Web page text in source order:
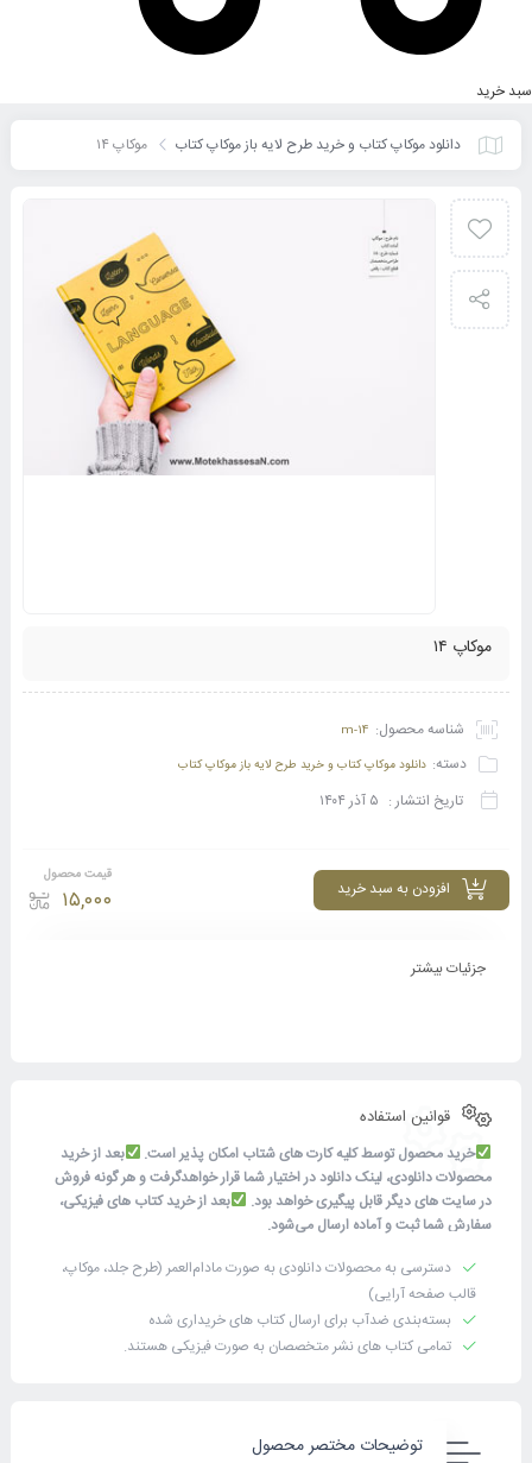
سبد خرید
دانلود موکاپ کتاب و خرید طرح لایه باز موکاپ کتاب موکاپ ۱۴
موکاپ ۱۴
شناسه محصول: m-14
دسته: دانلود موکاپ کتاب و خرید طرح لایه باز موکاپ کتاب
تاریخ انتشار : ۵ آذر ۱۴۰۴
قیمت محصول
۱۵,۰۰۰ افزودن به سبد خرید
جزئیات بیشتر
قوانین استفاده
خرید محصول توسط کلیه کارت های شتاب امکان پذیر است.
بعد از خرید
محصولات دانلودی، لینک دانلود در اختیار شما قرار خواهدگرفت و هر گونه فروش
در سایت های دیگر قابل پیگیری خواهد بود.
بعد از خرید کتاب های فیزیکی،
سفارش شما ثبت و آماده ارسال می‌شود.
دسترسی به محصولات دانلودی به صورت مادام‌العمر (طرح جلد، موکاپ،
قالب صفحه آرایی)
بسته‌بندی ضدآب برای ارسال کتاب های خریداری شده
تمامی کتاب های نشر متخصصان به صورت فیزیکی هستند.
توضیحات مختصر محصول